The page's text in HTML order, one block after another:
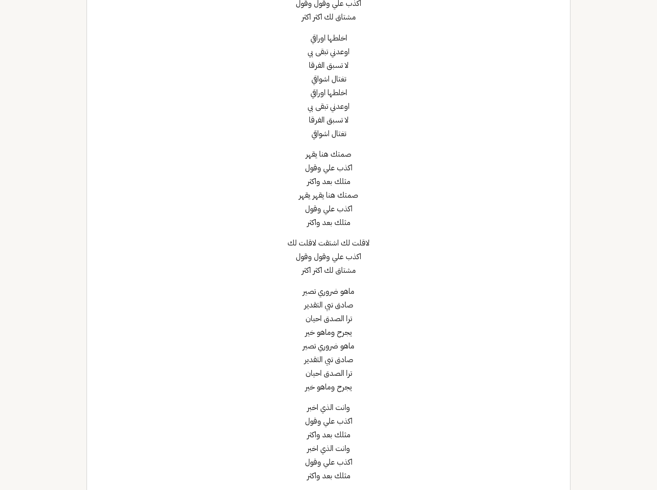
اكذب علي وقول وقول
مشتاق لك اكثر اكثر
اخلطها اوراقي
اوعدني تبقى بي
لا تسبق الفرقا
تغتال اشواقي
اخلطها اوراقي
اوعدني تبقى بي
لا تسبق الفرقا
تغتال اشواقي
صمتك هنا يقهر
اكذب علي وقول
مثلك بعد واكثر
صمتك هنا يقهر يقهر
اكذب علي وقول
مثلك بعد واكثر
لاقلت لك اشتقت لاقلت لك
اكذب علي وقول وقول
مشتاق لك اكثر اكثر
ماهو ضروري تصير
صادق تبي التقدير
ترا الصدق احيان
يجرح وماهو خير
ماهو ضروري تصير
صادق تبي التقدير
ترا الصدق احيان
يجرح وماهو خير
وانت الذي اخبر
اكذب علي وقول
مثلك بعد واكثر
وانت الذي اخبر
اكذب علي وقول
مثلك بعد واكثر